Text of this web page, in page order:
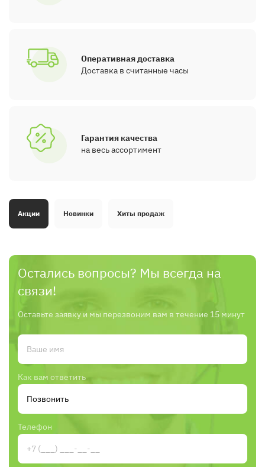
Оперативная доставка
Доставка в считанные часы
Гарантия качества
на весь ассортимент
Акции Новинки Хиты продаж
Остались вопросы? Мы всегда на
связи!
Оставьте заявку и мы перезвоним вам в течение 15 минут
Как вам ответить
Телефон